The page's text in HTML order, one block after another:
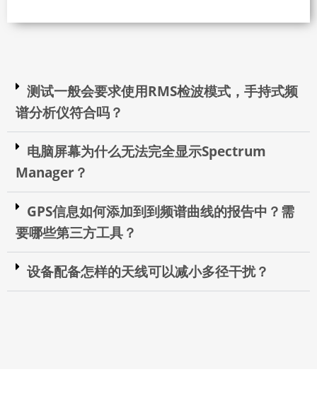
测试一般会要求使用RMS检波模式，手持式频
谱分析仪符合吗？
电脑屏幕为什么无法完全显示Spectrum
Manager？
GPS信息如何添加到到频谱曲线的报告中？需
要哪些第三方工具？
设备配备怎样的天线可以减小多径干扰？